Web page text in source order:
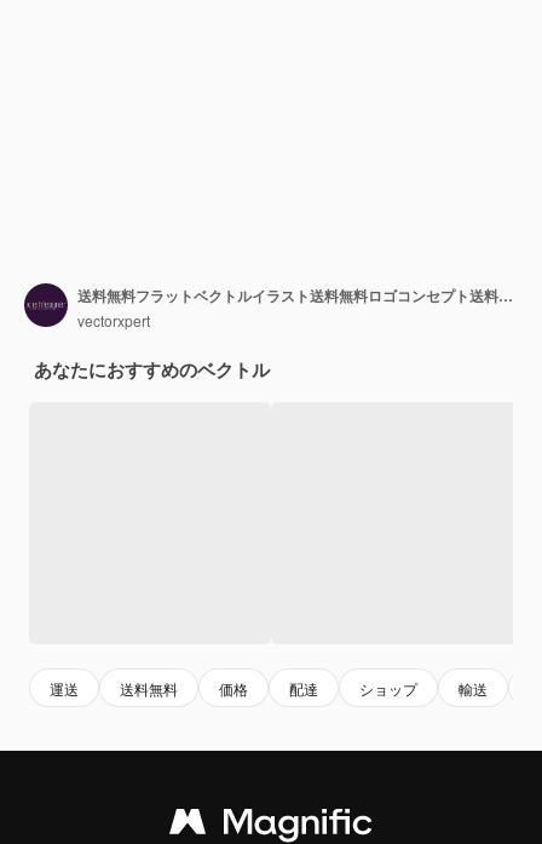
送料無料フラットベクトルイラスト送料無料ロゴコンセプト送料無料
vectorxpert
あなたにおすすめのベクトル
運送 送料無料 価格 配達 ショップ 輸送